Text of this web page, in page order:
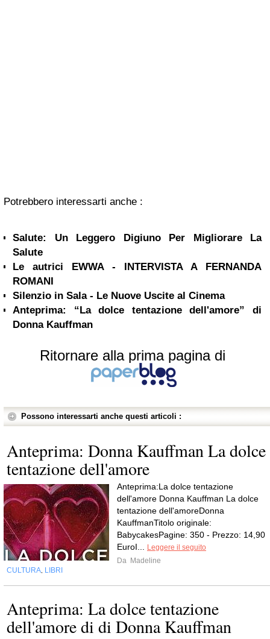
Potrebbero interessarti anche :
Salute: Un Leggero Digiuno Per Migliorare La
Salute
Le autrici EWWA - INTERVISTA A FERNANDA
ROMANI
Silenzio in Sala - Le Nuove Uscite al Cinema
Anteprima: “La dolce tentazione dell'amore” di
Donna Kauffman
Ritornare alla prima pagina di
Possono interessarti anche questi articoli :
Anteprima: Donna Kauffman La dolce
tentazione dell'amore
Anteprima:La dolce tentazione
dell'amore Donna Kauffman La dolce
tentazione dell'amoreDonna
KauffmanTitolo originale:
BabycakesPagine: 350 - Prezzo: 14,90
EuroI...
Leggere il seguito
Da Madeline
CULTURA LIBRI
Anteprima: La dolce tentazione
dell'amore di di Donna Kauffman